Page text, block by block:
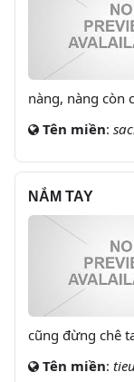
nàng, nàng còn
Tên miền:
NẮM TAY
cũng đừng chê
Tên miền: